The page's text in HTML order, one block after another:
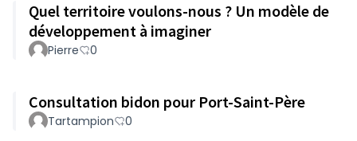
Quel territoire voulons-nous ? Un modèle de
développement à imaginer
Pierre 0
Consultation bidon pour Port-Saint-Père
Tartampion 0